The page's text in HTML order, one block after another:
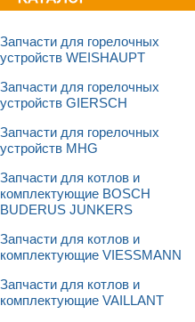
Запчасти для горелочных
устройств WEISHAUPT
Запчасти для горелочных
устройств GIERSCH
Запчасти для горелочных
устройств MHG
Запчасти для котлов и
комплектующие BOSCH
BUDERUS JUNKERS
Запчасти для котлов и
комплектующие VIESSMANN
Запчасти для котлов и
комплектующие VAILLANT